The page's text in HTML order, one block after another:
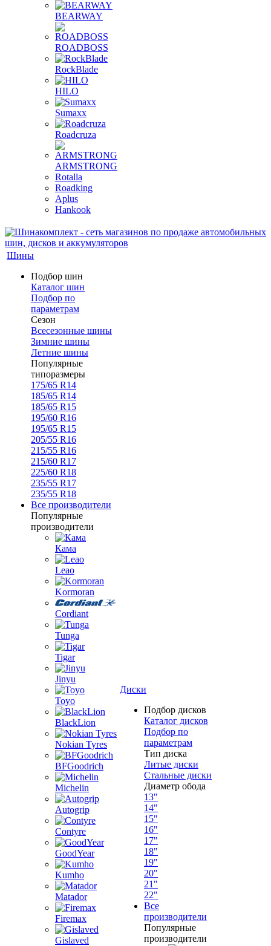
BEARWAY
ROADBOSS
RockBlade
HILO
Sumaxx
Roadcruza
ARMSTRONG
Rotalla
Roadking
Aplus
Hankook
Шины
Подбор шин
Каталог шин
Подбор по
параметрам
Сезон
Всесезонные шины
Зимние шины
Летние шины
Популярные
типоразмеры
175/65 R14
185/65 R14
185/65 R15
195/60 R16
195/65 R15
205/55 R16
215/55 R16
215/60 R17
225/60 R18
235/55 R17
235/55 R18
Все производители
Популярные
производители
Кама
Leao
Kormoran
Cordiant
Tunga
Tigar
Jinyu
Toyo
BlackLion
Nokian Tyres
BFGoodrich
Michelin
Autogrip
Contyre
GoodYear
Kumho
Matador
Firemax
Gislaved
Диски
Подбор дисков
Каталог дисков
Подбор по
параметрам
Тип диска
Литые диски
Стальные диски
Диаметр обода
13"
14"
15"
16"
17"
18"
19"
20"
21"
22"
Все
производители
Популярные
производители